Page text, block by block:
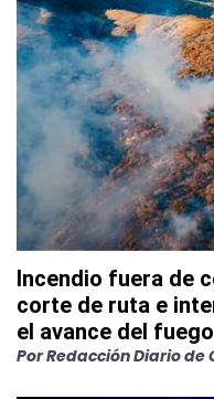
Incendio fuera de
corte de ruta e
el avance del fuego
PorRedacción Diario de